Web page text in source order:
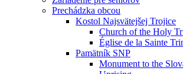
Prechádzka obcou
Kostol Najsvätejšej Trojice
Church of the Holy
Église de la Sainte
Pamätník SNP
Monument to the